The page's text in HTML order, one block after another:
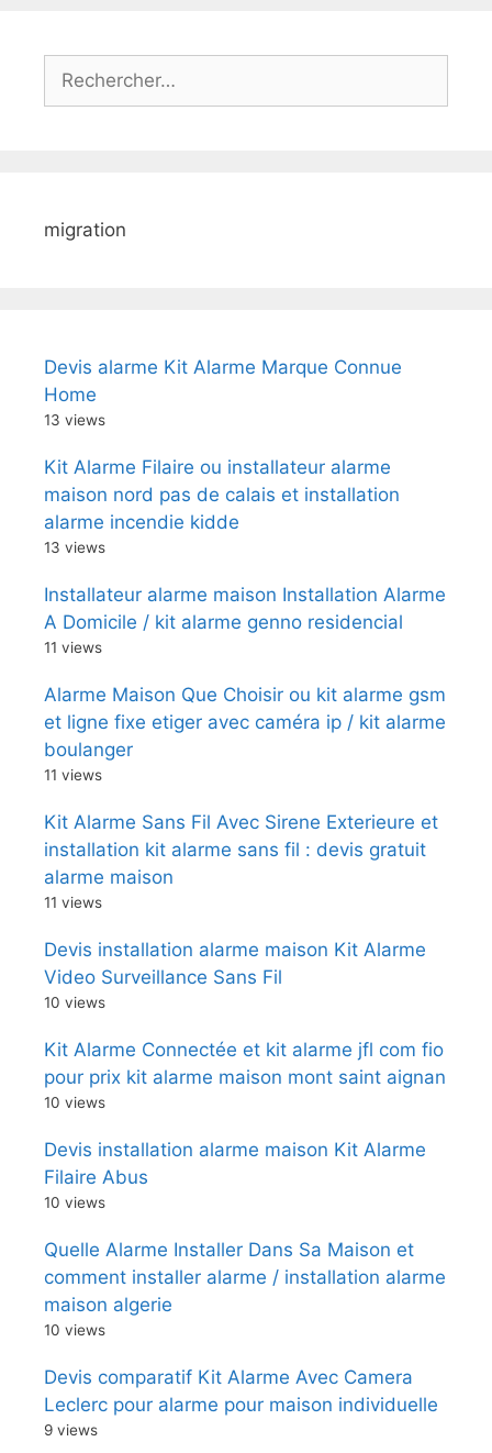
migration
Devis alarme Kit Alarme Marque Connue
Home
13 views
Kit Alarme Filaire ou installateur alarme
maison nord pas de calais et installation
alarme incendie kidde
13 views
Installateur alarme maison Installation Alarme
A Domicile / kit alarme genno residencial
11 views
Alarme Maison Que Choisir ou kit alarme gsm
et ligne fixe etiger avec caméra ip / kit alarme
boulanger
11 views
Kit Alarme Sans Fil Avec Sirene Exterieure et
installation kit alarme sans fil : devis gratuit
alarme maison
11 views
Devis installation alarme maison Kit Alarme
Video Surveillance Sans Fil
10 views
Kit Alarme Connectée et kit alarme jfl com fio
pour prix kit alarme maison mont saint aignan
10 views
Devis installation alarme maison Kit Alarme
Filaire Abus
10 views
Quelle Alarme Installer Dans Sa Maison et
comment installer alarme / installation alarme
maison algerie
10 views
Devis comparatif Kit Alarme Avec Camera
Leclerc pour alarme pour maison individuelle
9 views